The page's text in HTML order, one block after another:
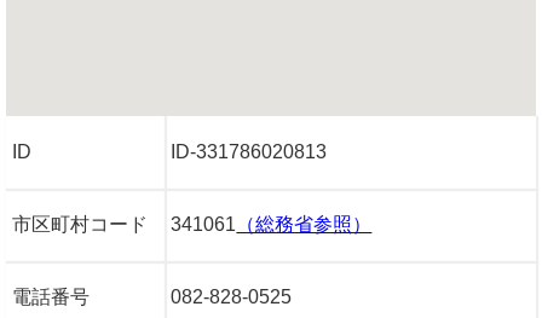
ID ID-331786020813
市区町村コード 341061 （総務省参照）
電話番号 082-828-0525